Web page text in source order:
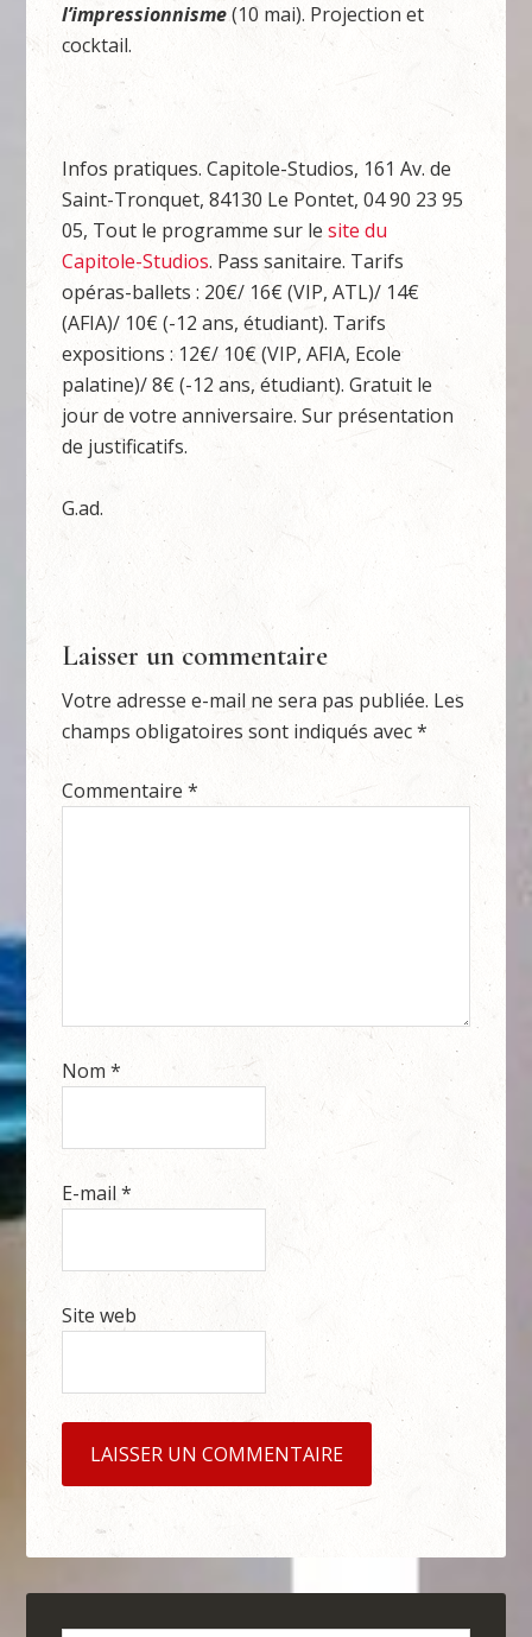
l’impressionnisme(10 mai). Projection et
cocktail.
Infos pratiques. Capitole-Studios, 161 Av. de
Saint-Tronquet, 84130 Le Pontet, 04 90 23 95
05, Tout le programme sur lesite du
Capitole-Studios. Pass sanitaire. Tarifs
opéras-ballets : 20€/ 16€ (VIP, ATL)/ 14€
(AFIA)/ 10€ (-12 ans, étudiant). Tarifs
expositions : 12€/ 10€ (VIP, AFIA, Ecole
palatine)/ 8€ (-12 ans, étudiant). Gratuit le
jour de votre anniversaire. Sur présentation
de justificatifs.
G.ad.
Laisser un commentaire
Votre adresse e-mail ne sera pas publiée. Les
champs obligatoires sont indiqués avec*
Commentaire*
Nom*
E-mail*
Site web